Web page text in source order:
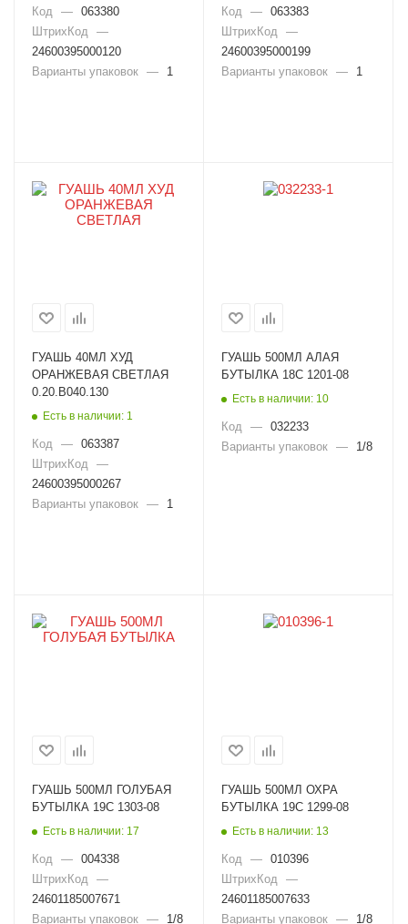
Код — 063380
ШтрихКод —
24600395000120
Варианты упаковок — 1
Код — 063383
ШтрихКод —
24600395000199
Варианты упаковок — 1
ГУАШЬ 40МЛ ХУД
ОРАНЖЕВАЯ СВЕТЛАЯ
0.20.В040.130
Есть в наличии: 1
Код — 063387
ШтрихКод —
24600395000267
Варианты упаковок — 1
ГУАШЬ 500МЛ АЛАЯ
БУТЫЛКА 18С 1201-08
Есть в наличии: 10
Код — 032233
Варианты упаковок — 1/8
ГУАШЬ 500МЛ ГОЛУБАЯ
БУТЫЛКА 19С 1303-08
Есть в наличии: 17
Код — 004338
ШтрихКод —
24601185007671
Варианты упаковок — 1/8
ГУАШЬ 500МЛ ОХРА
БУТЫЛКА 19С 1299-08
Есть в наличии: 13
Код — 010396
ШтрихКод —
24601185007633
Варианты упаковок — 1/8